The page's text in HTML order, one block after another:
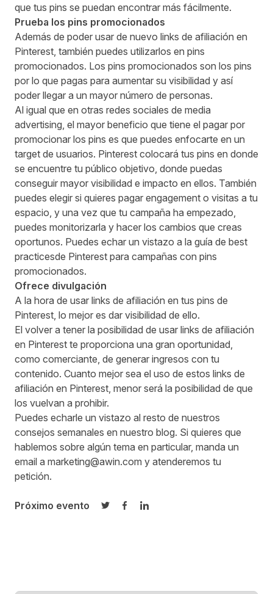
que tus pins se puedan encontrar más fácilmente.
Prueba los pins promocionados
Además de poder usar de nuevo links de afiliación en
Pinterest, también puedes utilizarlos en pins
promocionados. Los pins promocionados son los pins
por lo que pagas para aumentar su visibilidad y así
poder llegar a un mayor número de personas.
Al igual que en otras redes sociales de media
advertising, el mayor beneficio que tiene el pagar por
promocionar los pins es que puedes enfocarte en un
target de usuarios. Pinterest colocará tus pins en donde
se encuentre tu público objetivo, donde puedas
conseguir mayor visibilidad e impacto en ellos. También
puedes elegir si quieres pagar engagement o visitas a tu
espacio, y una vez que tu campaña ha empezado,
puedes monitorizarla y hacer los cambios que creas
oportunos. Puedes echar un vistazo a la guía de best
practicesde Pinterest para campañas con pins
promocionados.
Ofrece divulgación
A la hora de usar links de afiliación en tus pins de
Pinterest, lo mejor es dar visibilidad de ello.
El volver a tener la posibilidad de usar links de afiliación
en Pinterest te proporciona una gran oportunidad,
como comerciante, de generar ingresos con tu
contenido. Cuanto mejor sea el uso de estos links de
afiliación en Pinterest, menor será la posibilidad de que
los vuelvan a prohibir.
Puedes echarle un vistazo al resto de nuestros
consejos semanales en nuestro blog. Si quieres que
hablemos sobre algún tema en particular, manda un
email a marketing@awin.com y atenderemos tu
petición.
Próximo evento
Compartir en Twitter
Compartir en Facebook
Compartir en LinkedIn